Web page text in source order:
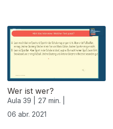
Wer ist wer?
Aula 39 |
27 min. |
06 abr. 2021